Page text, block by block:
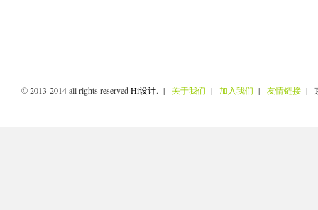
© 2013-2014 all rights reservedHi设计. | 关于我们 | 加入我们 | 友情链接 |